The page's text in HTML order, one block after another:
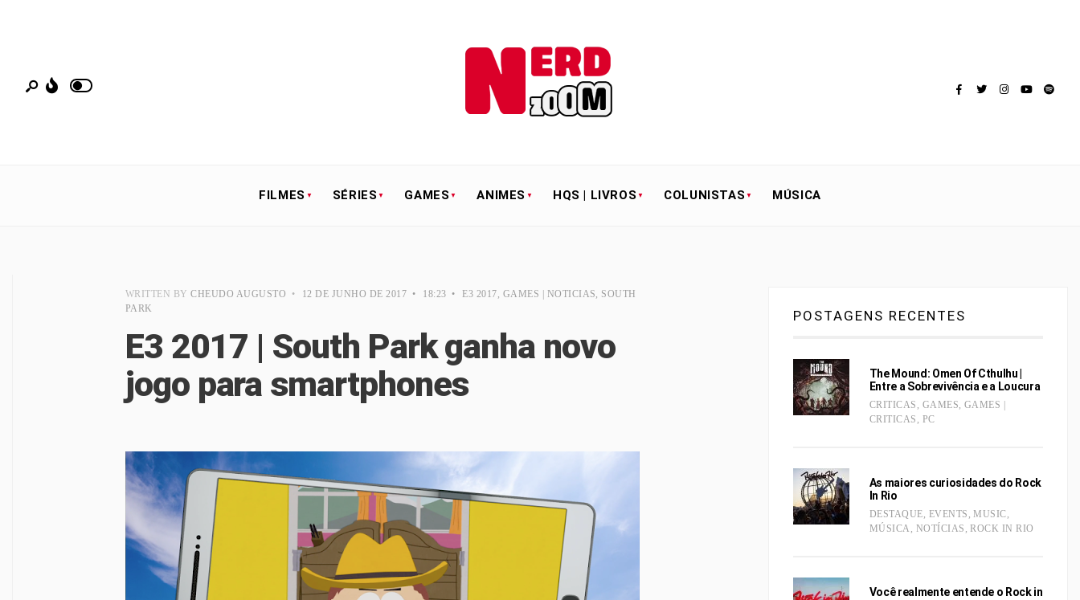
FILMES SÉRIES GAMES ANIMES HQS | LIVROS COLUNISTAS MÚSICA
WRITTEN BYCHEUDO AUGUSTO • 12 DE JUNHO DE 2017 • 18:23 • E3 2017, GAMES | NOTICIAS, SOUTH
PARK
E3 2017 | South Park ganha novo
jogo para smartphones
POSTAGENS RECENTES
The Mound: Omen Of Cthulhu |
Entre a Sobrevivência e a Loucura
CRITICAS , GAMES, GAMES |
CRITICAS , PC
As maiores curiosidades do Rock
In Rio
DESTAQUE, EVENTS ,MUSIC,
MÚSICA , NOTÍCIAS ,ROCK IN RIO
Você realmente entende o Rock in